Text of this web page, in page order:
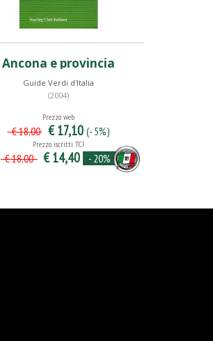
Ancona e provincia
Guide Verdi d'Italia
(2004)
Prezzo web
€ 18,00 € 17,10 (- 5%)
Prezzo iscritti TCI
€ 18,00 € 14,40 - 20%